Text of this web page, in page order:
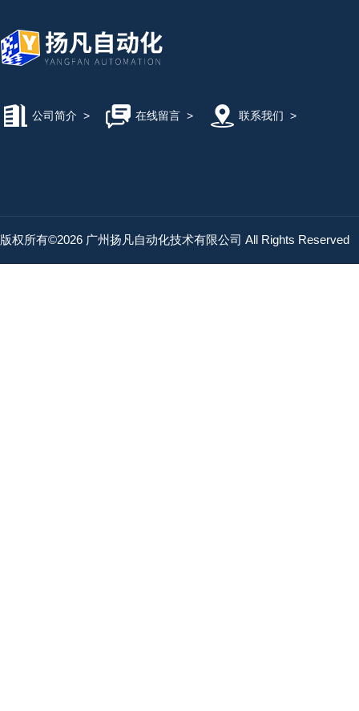
公司简介 > 在线留言> 联系我们 >
版权所有©2026 广州扬凡自动化技术有限公司 All Rights Reserved